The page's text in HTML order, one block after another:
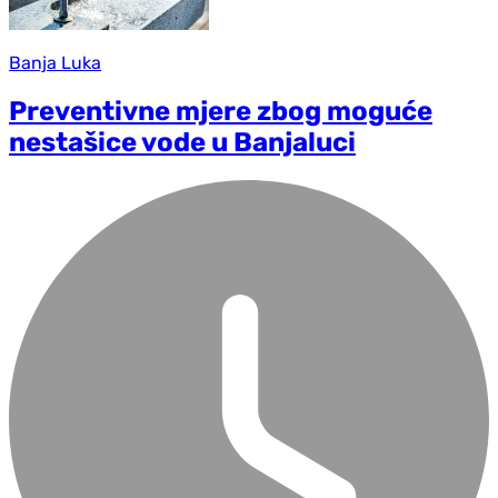
Banja Luka
Preventivne mjere zbog moguće
nestašice vode u Banjaluci